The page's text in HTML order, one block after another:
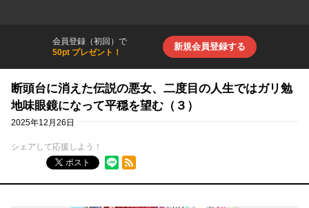
会員登録（初回）で
50pt プレゼント！
新規会員登録する
断頭台に消えた伝説の悪女、二度目の人生ではガリ勉
地味眼鏡になって平穏を望む（３）
2025年12月26日
シェアして応援しよう！
ポスト
RSSフィード